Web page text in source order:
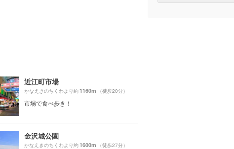
近江町市場
かなえきのちくわより約1160m （徒歩20分）
市場で食べ歩き！
金沢城公園
かなえきのちくわより約1600m （徒歩27分）